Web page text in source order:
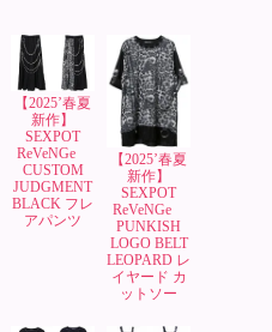
【2025’春夏
新作】
SEXPOT
ReVeNGe
CUSTOM
JUDGMENT
BLACK フレ
アパンツ
【2025’春夏
新作】
SEXPOT
ReVeNGe
PUNKISH
LOGO BELT
LEOPARD レ
イヤード カ
ットソー